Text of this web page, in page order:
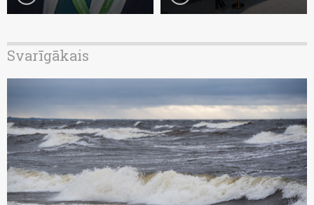
Svarīgākais